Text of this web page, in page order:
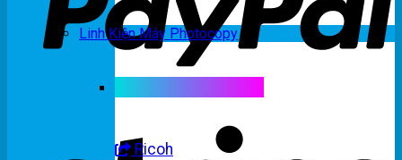
Linh Kiện Máy Photocopy
Ricoh